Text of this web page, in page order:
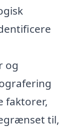
og
faktorer,
til,